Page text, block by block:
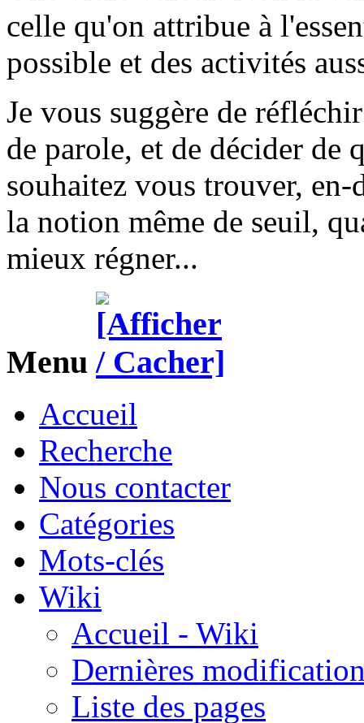
celle qu'on attribue à
possible et des activités
Je vous suggère de
de parole, et de décider de
souhaitez vous trouver,
la notion même de seuil,
mieux régner...
Menu
Accueil
Recherche
Nous contacter
Catégories
Mots-clés
Wiki
Accueil - Wiki
Dernières
Liste des pages